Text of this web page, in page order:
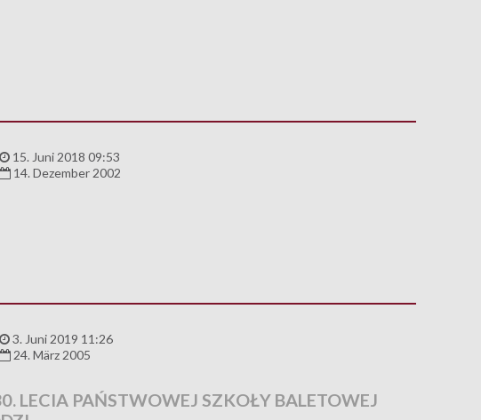
15. Juni 2018 09:53
14. Dezember 2002
3. Juni 2019 11:26
24. März 2005
LECIA PAŃSTWOWEJ SZKOŁY BALETOWEJ